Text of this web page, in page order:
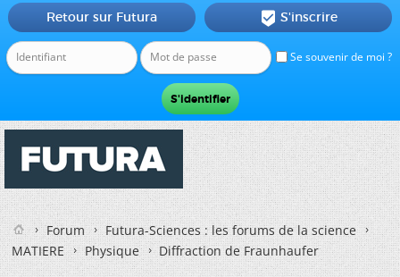
Se souvenir de moi ?
Retour sur Futura  S'inscrire
Forum
Futura-Sciences : les forums de la science
MATIERE
Physique Diffraction de Fraunhaufer